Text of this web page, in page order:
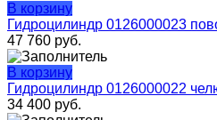
В корзину
Гидроцилиндр 0126000023
47 760 руб.
В корзину
Гидроцилиндр 0126000022
34 400 руб.